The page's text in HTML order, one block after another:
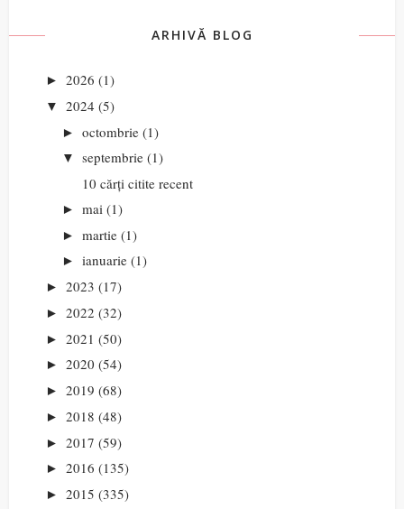
ARHIVĂ BLOG
► 2026 (1)
▼ 2024 (5)
► octombrie (1)
▼ septembrie (1)
10 cărți citite recent
► mai (1)
► martie (1)
► ianuarie (1)
► 2023 (17)
► 2022 (32)
► 2021 (50)
► 2020 (54)
► 2019 (68)
► 2018 (48)
► 2017 (59)
► 2016 (135)
► 2015 (335)